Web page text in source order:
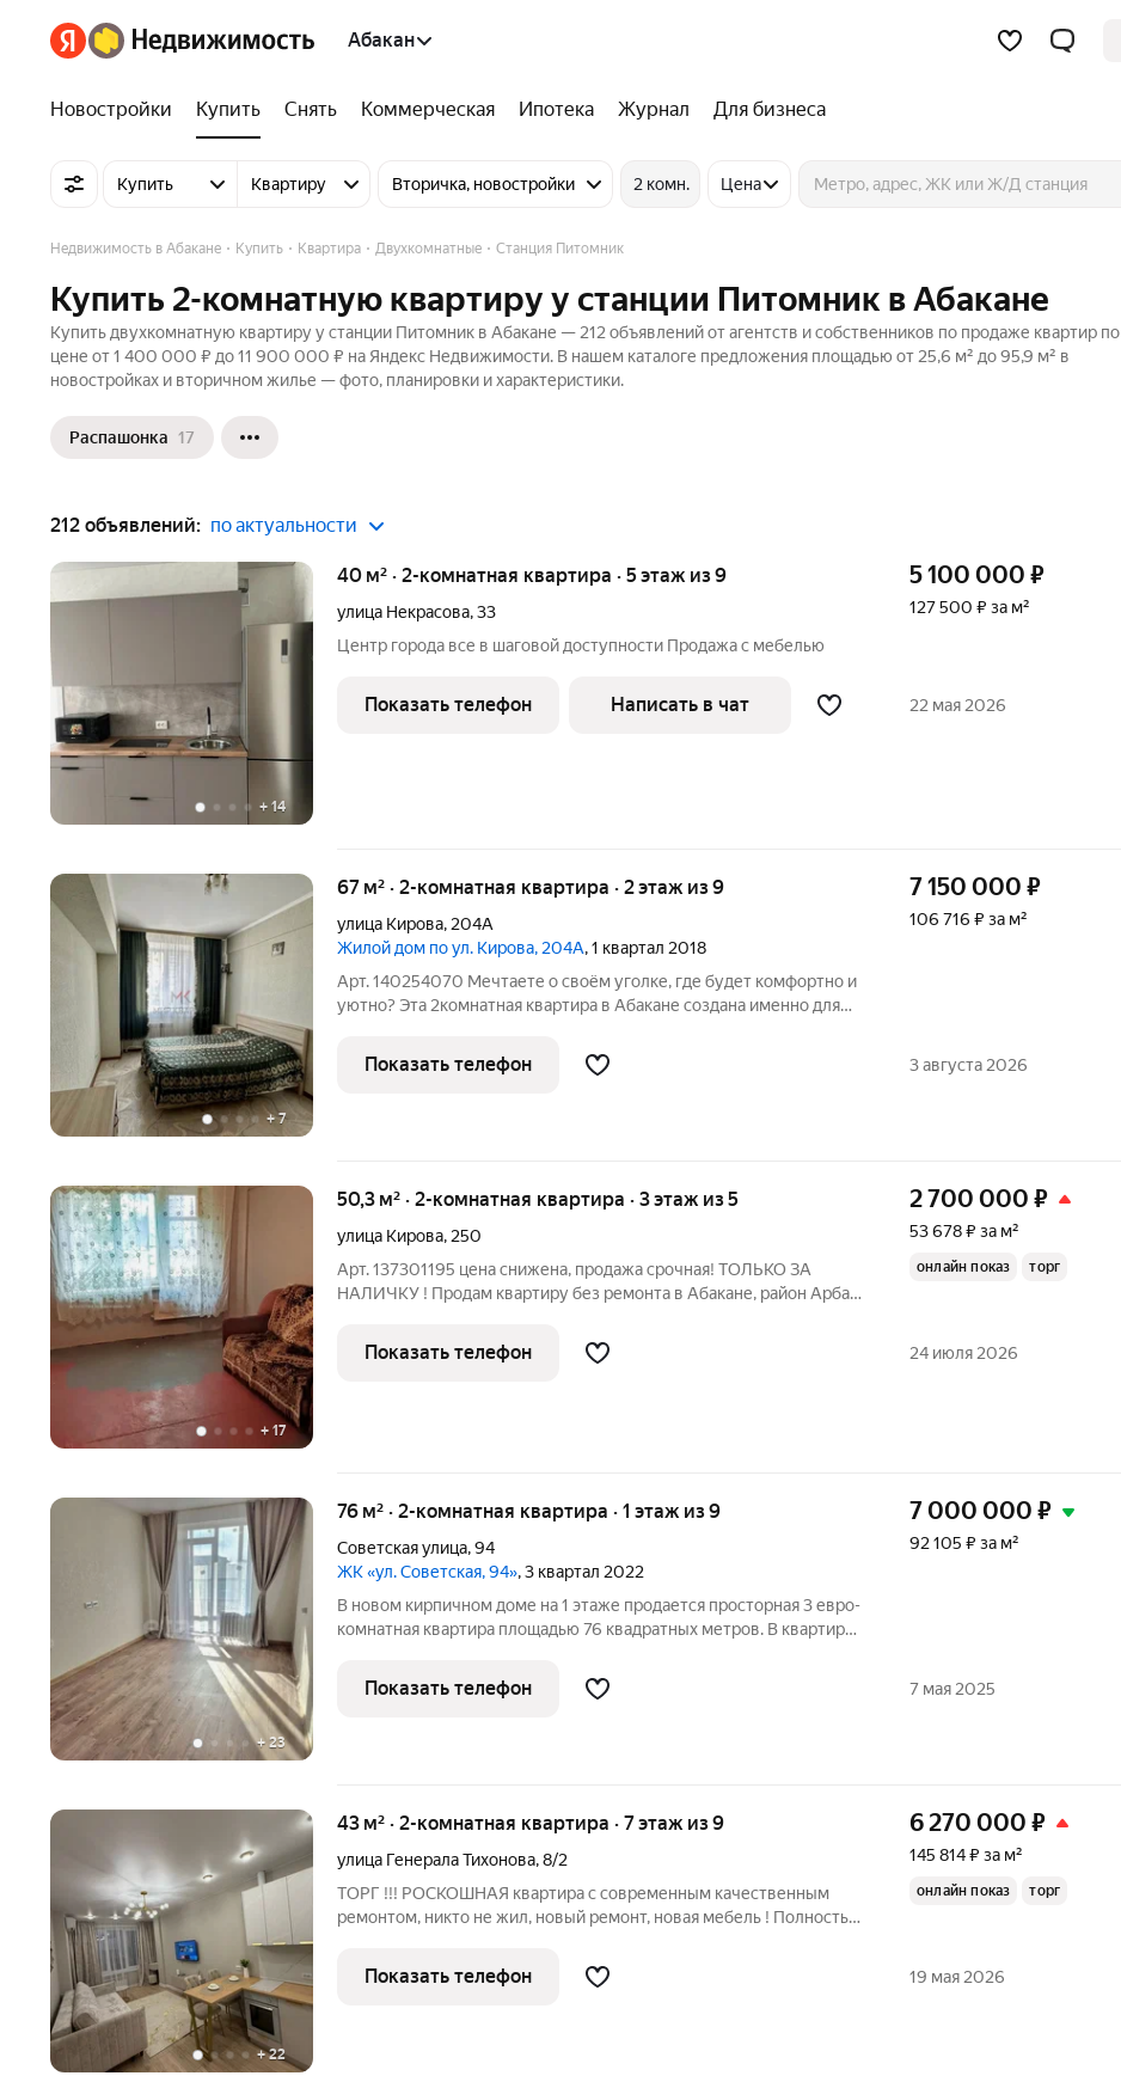
Абакан
Новостройки Купить Снять Коммерческая Ипотека Журнал Для бизнеса
Купить Квартиру Вторичка, новостройки 2 комн. Цена
Недвижимость в Абакане Купить Квартира Двухкомнатные Станция Питомник
Купить 2-комнатную квартиру у станции Питомник в Абакане
Купить двухкомнатную квартиру у станции Питомник в Абакане — 212 объявлений от агентств и собственников по продаже квартир по
цене от 1 400 000 ₽ до 11 900 000 ₽ на Яндекс Недвижимости. В нашем каталоге предложения площадью от 25,6 м² до 95,9 м² в
новостройках и вторичном жилье — фото, планировки и характеристики.
Распашонка 17
212 объявлений: по актуальности
+ 14
40 м² · 2-комнатная квартира · 5 этаж из 9
улица Некрасова,33
Центр города все в шаговой доступности Продажа с мебелью
5 100 000 ₽
127 500 ₽ за м²
Показать телефон Написать в чат 22 мая 2026
+7
67 м² · 2-комнатная квартира · 2 этаж из 9
улица Кирова, 204А
Жилой дом по ул. Кирова, 204А, 1 квартал 2018
Арт. 140254070 Мечтаете о своём уголке, где будет комфортно и
уютно? Эта 2комнатная квартира в Абакане создана именно для
кухне, где всё под рукой от вместительных шкафов до удобной
7 150 000 ₽
106 716 ₽ за м²
Показать телефон 3 августа 2026
+ 17
50,3 м² · 2-комнатная квартира · 3 этаж из 5
улица Кирова, 250
Арт. 137301195 цена снижена, продажа срочная! ТОЛЬКО ЗА
НАЛИЧКУ ! Продам квартиру без ремонта в Абакане, район Арбан
в любое время .
2 700 000 ₽
53 678 ₽ за м²
онлайн показ торг
Показать телефон 24 июля 2026
+ 23
76 м² · 2-комнатная квартира · 1 этаж из 9
Советская улица,94
ЖК «ул. Советская, 94», 3 квартал 2022
В новом кирпичном доме на 1 этаже продается просторная 3 евро-
комнатная квартира площадью 76 квадратных метров. В квартире
Приобретая недвижимость с компанией «Этажи» вы экономите
свое время
7 000 000 ₽
92 105 ₽ за м²
Показать телефон 7 мая 2025
+22
43 м² · 2-комнатная квартира · 7 этаж из 9
улица Генерала Тихонова,8/2
ТОРГ !!! РОСКОШНАЯ квартира с современным качественным
ремонтом, никто не жил, новый ремонт, новая мебель ! Полностью
С БЫТОВОЙ ТЕХНИКОЙ - входит в стоимость квартиры ! Для тех,
кто ищет жилье
6 270 000 ₽
145 814 ₽ за м²
онлайн показ торг
Показать телефон 19 мая 2026